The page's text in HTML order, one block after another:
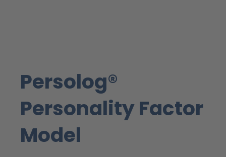
Persolog®
Personality Factor
Model